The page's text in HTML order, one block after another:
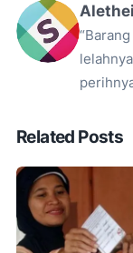
Related Posts